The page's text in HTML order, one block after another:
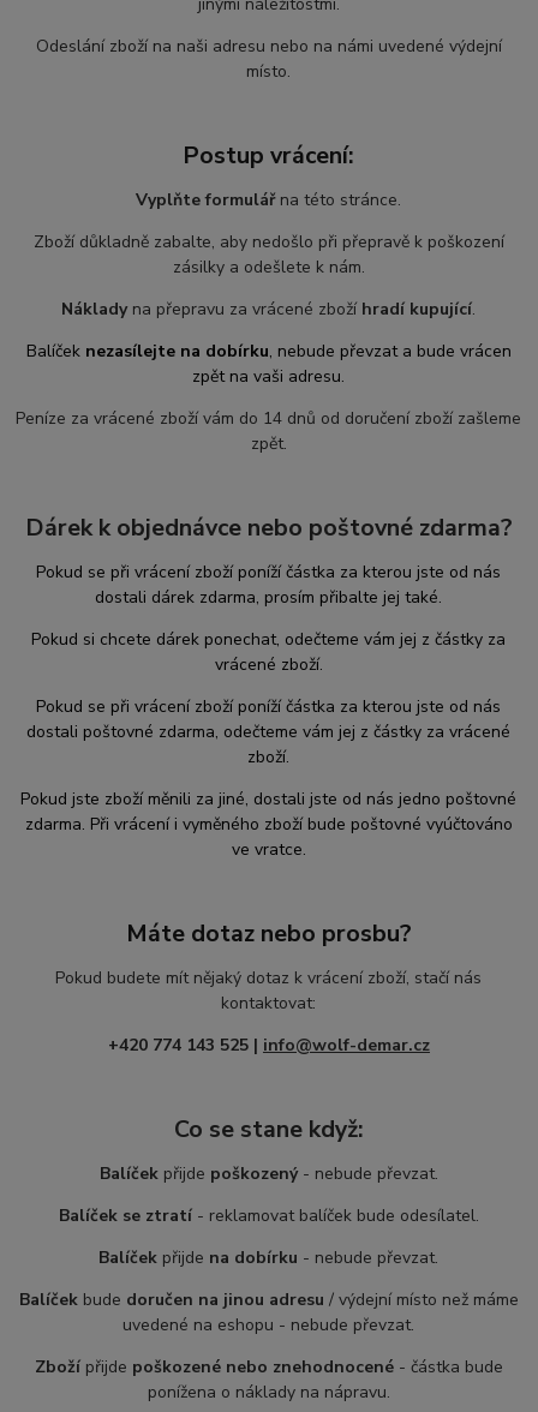
Odeslání zboží na naši adresu nebo na námi uvedené výdejní
místo.
Postup vrácení:
Vyplňte formulářna této stránce.
Zboží důkladně zabalte, aby nedošlo při přepravě k poškození
zásilky a odešlete k nám.
Nákladyna přepravu za vrácené zbožíhradí kupující.
Balíček nezasílejte na dobírku, nebude převzat a bude vrácen
zpět na vaši adresu.
Peníze za vrácené zboží vám do 14 dnů od doručení zboží zašleme
zpět.
Dárek k objednávce nebo poštovné zdarma?
Pokud se při vrácení zboží poníží částka za kterou jste od nás
dostali dárek zdarma, prosím přibalte jej také.
Pokud si chcete dárek ponechat, odečteme vám jej z částky za
vrácené zboží.
Pokud se při vrácení zboží poníží částka za kterou jste od nás
dostali poštovné zdarma, odečteme vám jej z částky za vrácené
zboží.
Pokud jste zboží měnili za jiné, dostali jste od nás jedno poštovné
zdarma. Při vrácení i vyměného zboží bude poštovné vyúčtováno
ve vratce.
Máte dotaz nebo prosbu?
Pokud budete mít nějaký dotaz k vrácení zboží, stačí nás
kontaktovat:
+420 774 143 525 | info@wolf-demar.cz
Co se stane když:
Balíček přijde poškozený- nebude převzat.
Balíček se ztratí- reklamovat balíček bude odesílatel.
Balíček přijde na dobírku - nebude převzat.
Balíček bude doručen na jinou adresu / výdejní místo než máme
uvedené na eshopu - nebude převzat.
Zboží přijde poškozené nebo znehodnocené- částka bude
ponížena o náklady na nápravu.